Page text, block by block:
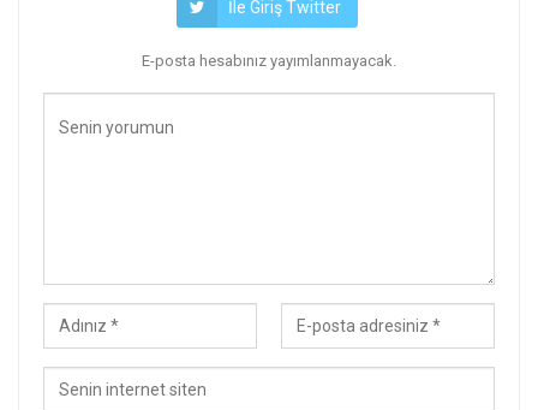
İle Giriş Twitter
E-posta hesabınız yayımlanmayacak.